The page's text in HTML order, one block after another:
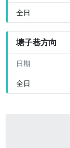
全日
塘子巷方向
日期
全日